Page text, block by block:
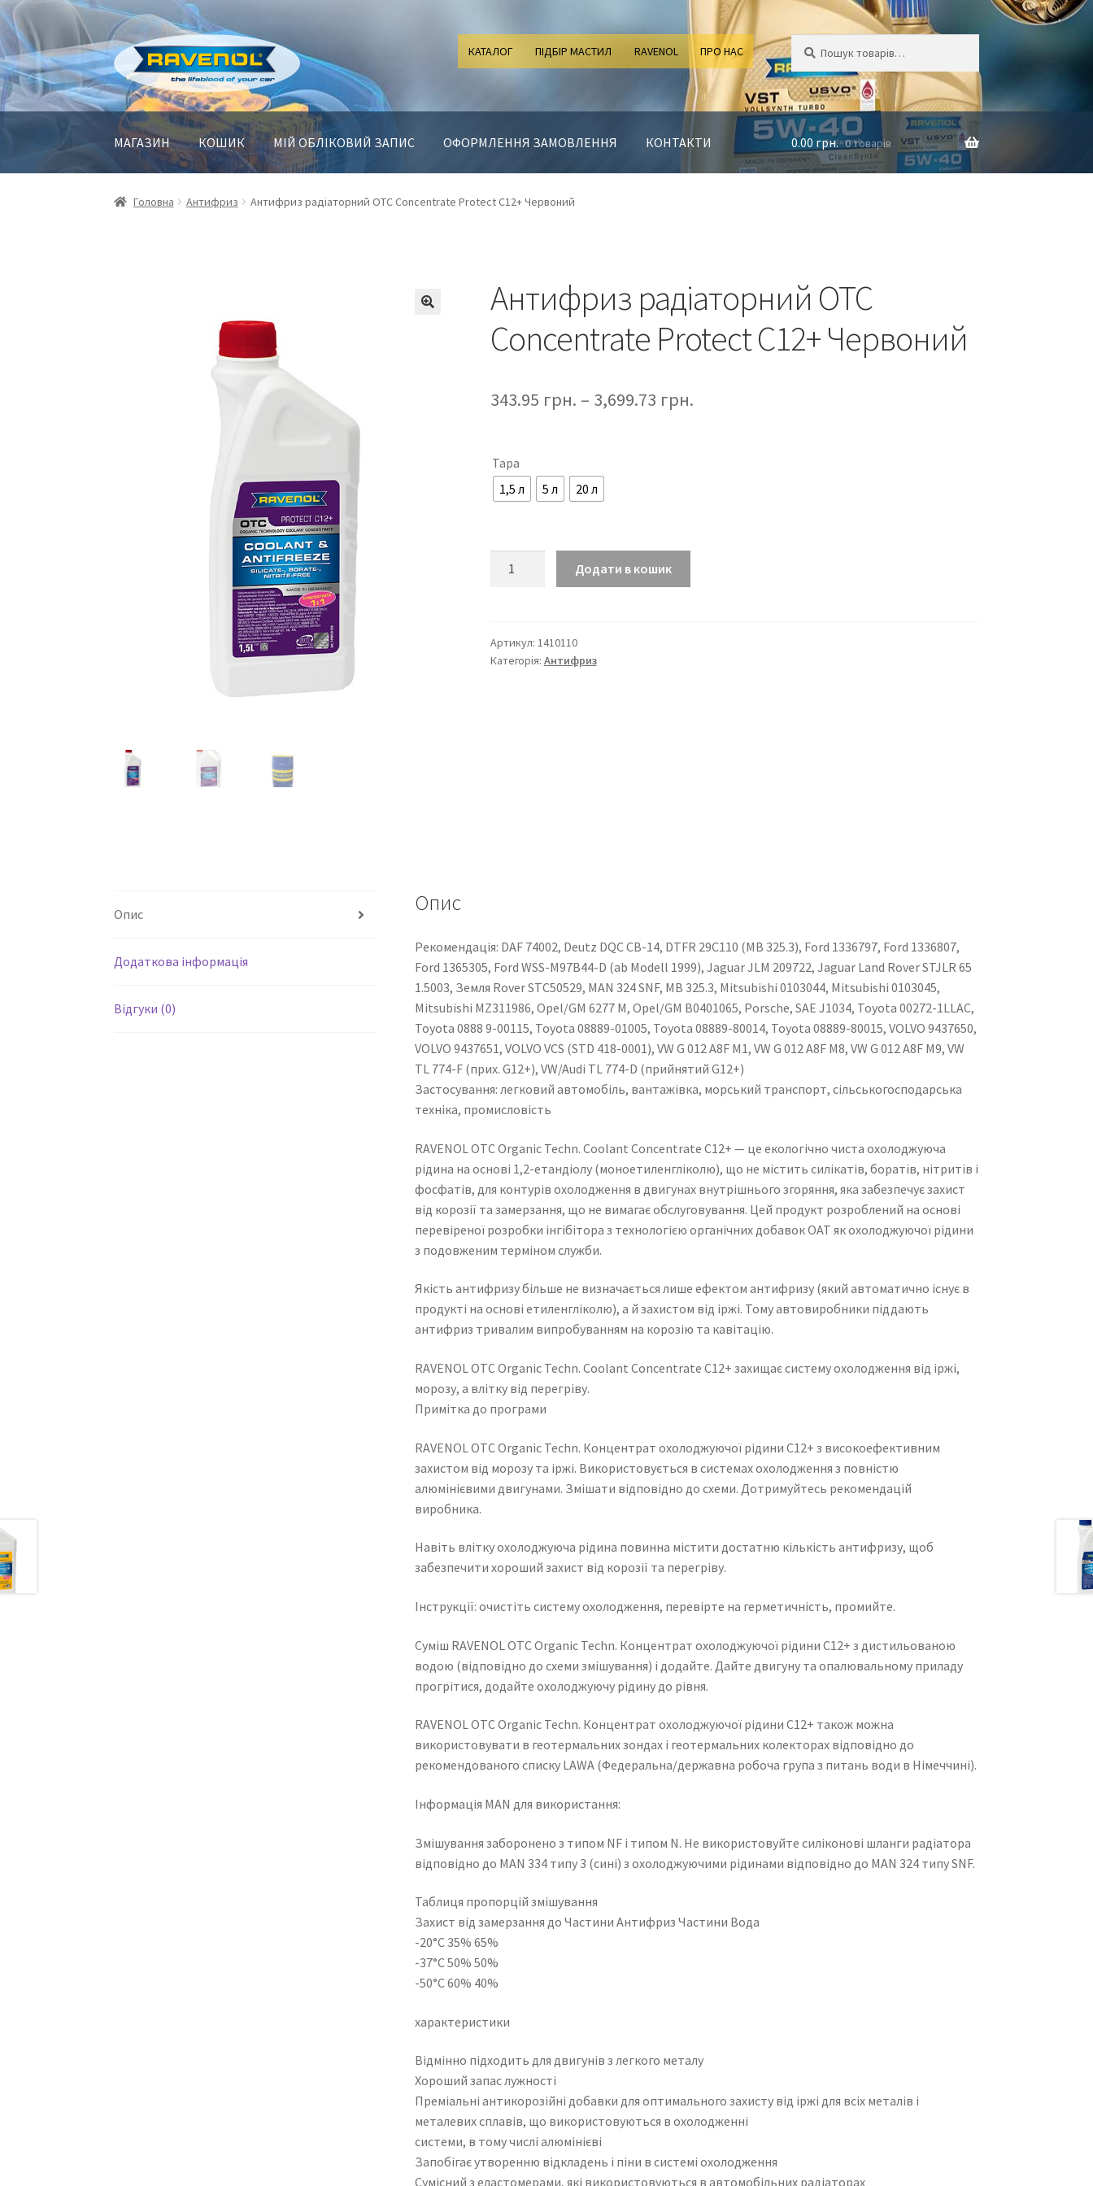
Перейти
до
навігації
Перейти
до
контенту
КАТАЛОГ ПІДБІР МАСТИЛ RAVENOL ПРО НАС
Шукати:
Шукати
МАГАЗИН КОШИК МІЙ ОБЛІКОВИЙ ЗАПИС ОФОРМЛЕННЯ ЗАМОВЛЕННЯ КОНТАКТИ 0.00 грн. 0 товарів
Головна Антифриз Антифриз радіаторний OTC Concentrate Protect C12+ Червоний
Антифриз радіаторний OTC
Concentrate Protect C12+ Червоний
343.95 грн. – 3,699.73 грн.
Тара
1,5 л
5 л 20 л
Protect
C12+
Додати в кошик
Артикул: 1410110
Категорія: Антифриз
Опис
Додаткова інформація
Відгуки (0)
Опис
Рекомендація: DAF 74002, Deutz DQC CB-14, DTFR 29C110 (MB 325.3), Ford 1336797, Ford 1336807,
Ford 1365305, Ford WSS-M97B44-D (ab Modell 1999), Jaguar JLM 209722, Jaguar Land Rover STJLR 65
1.5003, Земля Rover STC50529, MAN 324 SNF, MB 325.3, Mitsubishi 0103044, Mitsubishi 0103045,
Mitsubishi MZ311986, Opel/GM 6277 M, Opel/GM B0401065, Porsche, SAE J1034, Toyota 00272-1LLAC,
Toyota 0888 9-00115, Toyota 08889-01005, Toyota 08889-80014, Toyota 08889-80015, VOLVO 9437650,
VOLVO 9437651, VOLVO VCS (STD 418-0001), VW G 012 A8F M1, VW G 012 A8F M8, VW G 012 A8F M9, VW
TL 774-F (прих. G12+), VW/Audi TL 774-D (прийнятий G12+)
Застосування: легковий автомобіль, вантажівка, морський транспорт, сільськогосподарська
техніка, промисловість
RAVENOL OTC Organic Techn. Coolant Concentrate C12+ — це екологічно чиста охолоджуюча
рідина на основі 1,2-етандіолу (моноетиленгліколю), що не містить силікатів, боратів, нітритів і
фосфатів, для контурів охолодження в двигунах внутрішнього згоряння, яка забезпечує захист
від корозії та замерзання, що не вимагає обслуговування. Цей продукт розроблений на основі
перевіреної розробки інгібітора з технологією органічних добавок OAT як охолоджуючої рідини
з подовженим терміном служби.
Якість антифризу більше не визначається лише ефектом антифризу (який автоматично існує в
продукті на основі етиленгліколю), а й захистом від іржі. Тому автовиробники піддають
антифриз тривалим випробуванням на корозію та кавітацію.
RAVENOL OTC Organic Techn. Coolant Concentrate C12+ захищає систему охолодження від іржі,
морозу, а влітку від перегріву.
Примітка до програми
RAVENOL OTC Organic Techn. Концентрат охолоджуючої рідини C12+ з високоефективним
захистом від морозу та іржі. Використовується в системах охолодження з повністю
алюмінієвими двигунами. Змішати відповідно до схеми. Дотримуйтесь рекомендацій
виробника.
Навіть влітку охолоджуюча рідина повинна містити достатню кількість антифризу, щоб
забезпечити хороший захист від корозії та перегріву.
Інструкції: очистіть систему охолодження, перевірте на герметичність, промийте.
Суміш RAVENOL OTC Organic Techn. Концентрат охолоджуючої рідини C12+ з дистильованою
водою (відповідно до схеми змішування) і додайте. Дайте двигуну та опалювальному приладу
прогрітися, додайте охолоджуючу рідину до рівня.
RAVENOL OTC Organic Techn. Концентрат охолоджуючої рідини C12+ також можна
використовувати в геотермальних зондах і геотермальних колекторах відповідно до
рекомендованого списку LAWA (Федеральна/державна робоча група з питань води в Німеччині).
Інформація MAN для використання:
Змішування заборонено з типом NF і типом N. Не використовуйте силіконові шланги радіатора
відповідно до MAN 334 типу 3 (сині) з охолоджуючими рідинами відповідно до MAN 324 типу SNF.
Таблиця пропорцій змішування
Захист від замерзання до Частини Антифриз Частини Вода
-20°C 35% 65%
-37°C 50% 50%
-50°C 60% 40%
характеристики
Відмінно підходить для двигунів з легкого металу
Хороший запас лужності
Преміальні антикорозійні добавки для оптимального захисту від іржі для всіх металів і
металевих сплавів, що використовуються в охолодженні
системи, в тому числі алюмінієві
Запобігає утворенню відкладень і піни в системі охолодження
Сумісний з еластомерами, які використовуються в автомобільних радіаторах